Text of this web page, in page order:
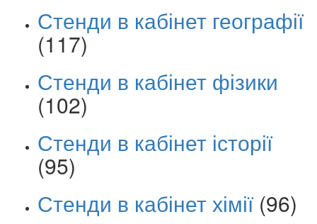
Стенди в кабінет географії
(117)
Стенди в кабінет фізики
(102)
Стенди в кабінет історії
(95)
Стенди в кабінет хімії (96)